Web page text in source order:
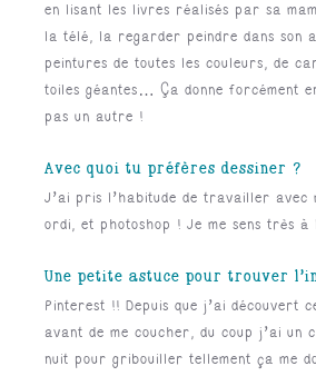
en lisant les livres réalisés par sa
la télé, la regarder peindre dans son
peintures de toutes les couleurs, de
toiles géantes… Ça donne forcément
pas un autre !
Avec quoi tu préfères dessiner ?
J’ai pris l’habitude de travailler
ordi, et photoshop ! Je me sens très à
Une petite astuce pour trouver
Pinterest !! Depuis que j’ai découvert
avant de me coucher, du coup j’ai un
nuit pour gribouiller tellement ça me